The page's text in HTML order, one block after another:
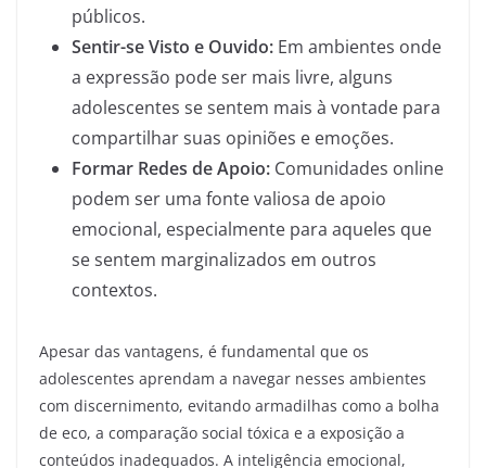
públicos.
Sentir-se Visto e Ouvido: Em ambientes onde
a expressão pode ser mais livre, alguns
adolescentes se sentem mais à vontade para
compartilhar suas opiniões e emoções.
Formar Redes de Apoio: Comunidades online
podem ser uma fonte valiosa de apoio
emocional, especialmente para aqueles que
se sentem marginalizados em outros
contextos.
Apesar das vantagens, é fundamental que os
adolescentes aprendam a navegar nesses ambientes
com discernimento, evitando armadilhas como a bolha
de eco, a comparação social tóxica e a exposição a
conteúdos inadequados. A inteligência emocional,